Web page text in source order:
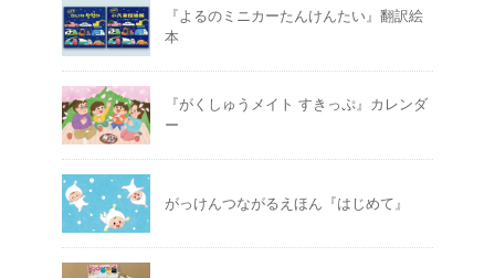
『よるのミニカーたんけんたい』翻訳絵
本
『がくしゅうメイト すきっぷ』カレンダ
ー
がっけんつながるえほん『はじめて』